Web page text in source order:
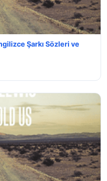
Şarkı Sözleri ve